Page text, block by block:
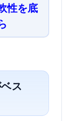
性を底
ス